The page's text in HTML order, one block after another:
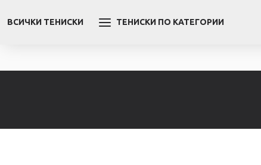
ВСИЧКИ ТЕНИСКИ ТЕНИСКИ ПО КАТЕГОРИИ